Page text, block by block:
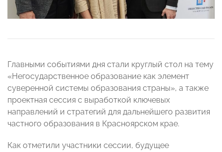
Главными событиями дня стали круглый стол на тему
«Негосударственное образование как элемент
суверенной системы образования страны», а также
проектная сессия с выработкой ключевых
направлений и стратегий для дальнейшего развития
частного образования в Красноярском крае.
Как отметили участники сессии, будущее